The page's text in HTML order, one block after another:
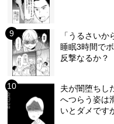
「うるさい
睡眠3時間で
反撃なるか？
夫が闇堕ちし
へつらう姿は
いとダメです